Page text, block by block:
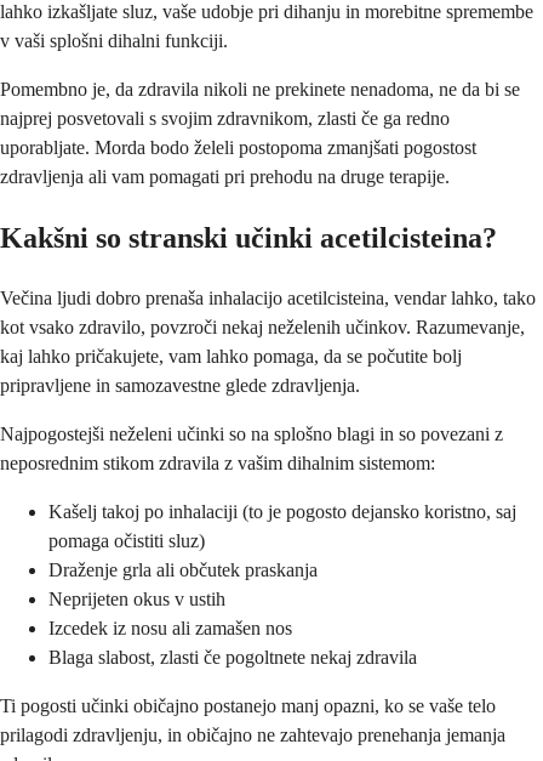
lahko izkašljate sluz, vaše udobje pri dihanju in morebitne spremembe
v vaši splošni dihalni funkciji.
Pomembno je, da zdravila nikoli ne prekinete nenadoma, ne da bi se
najprej posvetovali s svojim zdravnikom, zlasti če ga redno
uporabljate. Morda bodo želeli postopoma zmanjšati pogostost
zdravljenja ali vam pomagati pri prehodu na druge terapije.
Kakšni so stranski učinki acetilcisteina?
Večina ljudi dobro prenaša inhalacijo acetilcisteina, vendar lahko, tako
kot vsako zdravilo, povzroči nekaj neželenih učinkov. Razumevanje,
kaj lahko pričakujete, vam lahko pomaga, da se počutite bolj
pripravljene in samozavestne glede zdravljenja.
Najpogostejši neželeni učinki so na splošno blagi in so povezani z
neposrednim stikom zdravila z vašim dihalnim sistemom:
Kašelj takoj po inhalaciji (to je pogosto dejansko koristno, saj
pomaga očistiti sluz)
Draženje grla ali občutek praskanja
Neprijeten okus v ustih
Izcedek iz nosu ali zamašen nos
Blaga slabost, zlasti če pogoltnete nekaj zdravila
Ti pogosti učinki običajno postanejo manj opazni, ko se vaše telo
prilagodi zdravljenju, in običajno ne zahtevajo prenehanja jemanja